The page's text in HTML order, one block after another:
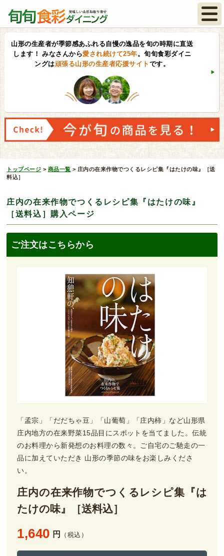
山形の生産者が季節感あふれる自慢の逸品を旬の時期に直送
します！ みなさんから愛され続けて25年。旬旬食彩ダイニ
ングは頑張る山形の生産者応援サイト です。
トップページ > 商品一覧 > 庄内の在来作物でつくるレシピ集『はたけの味』［送
料込］
庄内の在来作物でつくるレシピ集『はたけの味』
［送料込］購入ページ
ご注文はこちらから
「孟宗」「だだちゃ豆」「山葡萄」「庄内柿」など山形県
庄内地方の在来野菜15品目にスポットを当てました。伝統
のお料理から新発想のお料理の数々。ご自宅のご馳走の一
品に加えていただき 山形の季節の味をお楽しみくださ
い。
庄内の在来作物でつくるレシピ集『は
たけの味』［送料込］
1,640 円 （税込）